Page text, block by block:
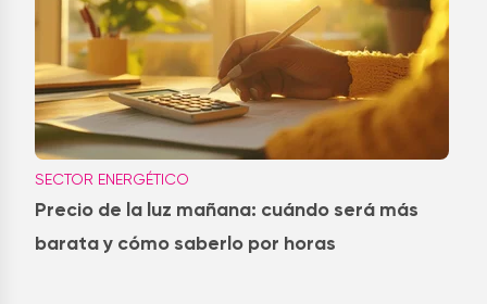
SECTOR ENERGÉTICO
Precio de la luz mañana: cuándo será más
barata y cómo saberlo por horas